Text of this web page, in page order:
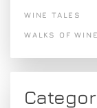
WINE TALES
WALKS OF